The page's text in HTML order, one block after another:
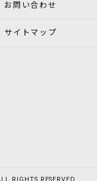
お問い合わせ
サイトマップ
RIGHTS RESERVED.